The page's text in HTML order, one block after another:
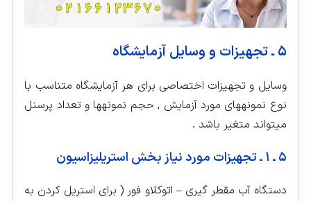
۵ ـ تجهیزات و وسایل آزمایشگاه
وسایل و تجهیزات اختصاصی برای هر آزمایشگاه متناسب با
نوع نمونه‏های مورد آزمایش , حجم نمونه‏ها و تعداد پرسنل
میتواند متغیر باشد .
۵ ـ ۱ ـ تجهیزات مورد نیاز بخش استریلیزاسیون
دستگاه آب مقطر گیری – اتوکلاو فور ( برای استریل کردن به